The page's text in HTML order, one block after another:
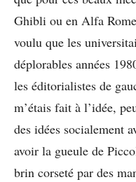
Ghibli ou en Alfa
voulu que les
déplorables années
les éditorialistes de
m’étais fait à l’idée,
des idées socialement
avoir la gueule de
brin corseté par des